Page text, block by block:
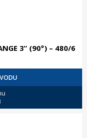
3” (90°) – 480/6